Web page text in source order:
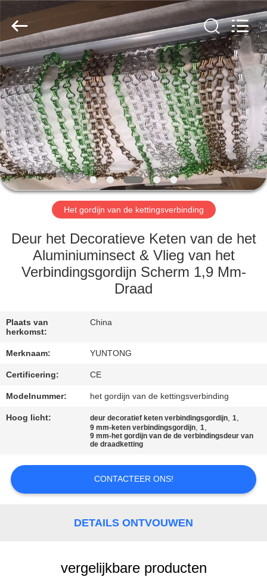
HUIS
PRODUCTEN
ONGEVEER
ONS
FABRIEKSREIS
KWALITEITSCONTROLE
CONTACTEER
NIEUWS
OM EEN
CITAAT
PRIVACYBELEID
Metal
Wire
Mesh
Co.,Ltd.
All
Rights
Reserved.
Het gordijn van de kettingsverbinding
Deur het Decoratieve Keten van de het
Aluminiuminsect & Vlieg van het
Verbindingsgordijn Scherm 1,9 Mm-
Draad
Plaats van
herkomst:
China
Merknaam: YUNTONG
Certificering: CE
Modelnummer: het gordijn van de kettingsverbinding
Hoog licht: deur decoratief keten verbindingsgordijn,1,
9 mm-keten verbindingsgordijn,1,
9 mm-het gordijn van de de verbindingsdeur van
de draadketting
CONTACTEER ONS!
DETAILS ONTVOUWEN
vergelijkbare producten